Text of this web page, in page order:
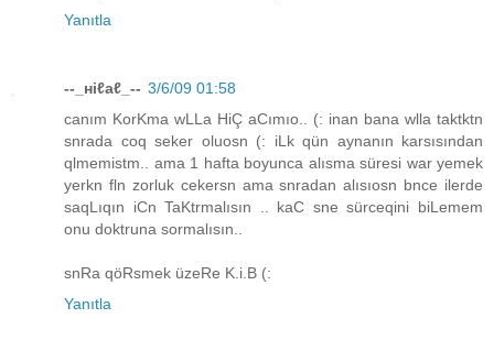
Yanıtla
--_нiℓaℓ_-- 3/6/09 01:58
canım KorKma wLLa HiÇ aCımıo.. (: inan bana wlla taktktn
snrada coq seker oluosn (: iLk qün aynanın karsısından
qlmemistm.. ama 1 hafta boyunca alısma süresi war yemek
yerkn fln zorluk cekersn ama snradan alısıosn bnce ilerde
saqLıqın iCn TaKtrmalısın .. kaC sne sürceqini biLemem
onu doktruna sormalısın..
snRa qöRsmek üzeRe K.i.B (:
Yanıtla